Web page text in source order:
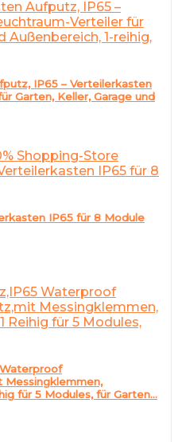
IP65 – Verteilerkasten
Garten, Keller, Garage und
Shopping-Store
IP65 für 8 Module
Messingklemmen,
für 5 Modules, für Garten…